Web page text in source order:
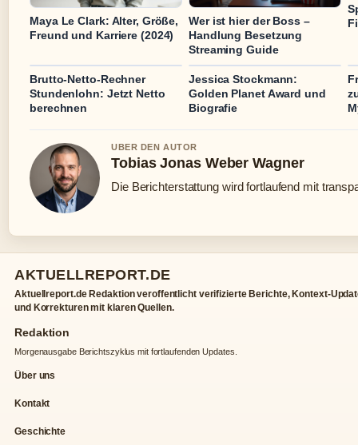
Maya Le Clark: Alter, Größe,
Freund und Karriere (2024)
Wer ist hier der Boss –
Handlung Besetzung
Streaming Guide
Brutto-Netto-Rechner
Stundenlohn: Jetzt Netto
berechnen
Jessica Stockmann:
Golden Planet Award und
Biografie
UBER DEN AUTOR
Tobias Jonas Weber Wagner
Die Berichterstattung wird fortlaufend mit
AKTUELLREPORT.DE
Aktuellreport.de Redaktion veroffentlicht verifizierte Berichte, Kontext-
und Korrekturen mit klaren Quellen.
Redaktion
Morgenausgabe Berichtszyklus mit fortlaufenden Updates.
Über uns
Kontakt
Geschichte